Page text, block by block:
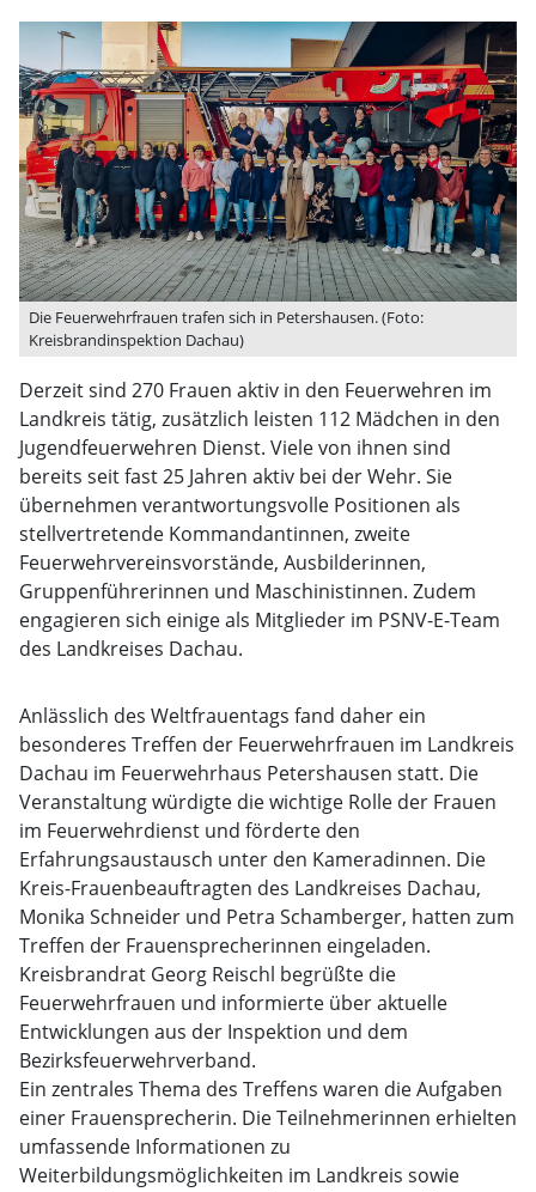
Die Feuerwehrfrauen trafen sich in Petershausen. (Foto:
Kreisbrandinspektion Dachau)
Derzeit sind 270 Frauen aktiv in den Feuerwehren im
Landkreis tätig, zusätzlich leisten 112 Mädchen in den
Jugendfeuerwehren Dienst. Viele von ihnen sind
bereits seit fast 25 Jahren aktiv bei der Wehr. Sie
übernehmen verantwortungsvolle Positionen als
stellvertretende Kommandantinnen, zweite
Feuerwehrvereinsvorstände, Ausbilderinnen,
Gruppenführerinnen und Maschinistinnen. Zudem
engagieren sich einige als Mitglieder im PSNV-E-Team
des Landkreises Dachau.
Anlässlich des Weltfrauentags fand daher ein
besonderes Treffen der Feuerwehrfrauen im Landkreis
Dachau im Feuerwehrhaus Petershausen statt. Die
Veranstaltung würdigte die wichtige Rolle der Frauen
im Feuerwehrdienst und förderte den
Erfahrungsaustausch unter den Kameradinnen. Die
Kreis-Frauenbeauftragten des Landkreises Dachau,
Monika Schneider und Petra Schamberger, hatten zum
Treffen der Frauensprecherinnen eingeladen.
Kreisbrandrat Georg Reischl begrüßte die
Feuerwehrfrauen und informierte über aktuelle
Entwicklungen aus der Inspektion und dem
Bezirksfeuerwehrverband.
Ein zentrales Thema des Treffens waren die Aufgaben
einer Frauensprecherin. Die Teilnehmerinnen erhielten
umfassende Informationen zu
Weiterbildungsmöglichkeiten im Landkreis sowie